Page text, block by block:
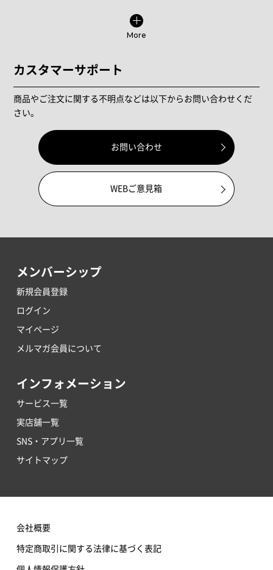
More
カスタマーサポート
商品やご注文に関する不明点などは以下からお問い合わせくだ
さい。
お問い合わせ
WEBご意見箱
メンバーシップ
新規会員登録
ログイン
マイページ
メルマガ会員について
インフォメーション
サービス一覧
実店舗一覧
SNS・アプリ一覧
サイトマップ
会社概要
特定商取引に関する法律に基づく表記